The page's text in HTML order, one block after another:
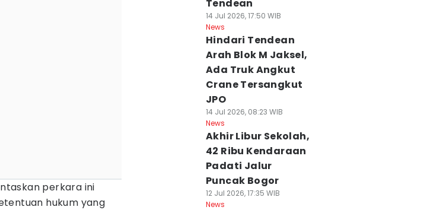
perkara ini
hukum yang
Tendean
14 Jul 2026, 17:50 WIB
News
Hindari Tendean
Arah Blok M Jaksel,
Ada Truk Angkut
Crane Tersangkut
JPO
14 Jul 2026, 08:23 WIB
News
Akhir Libur Sekolah,
42 Ribu Kendaraan
Padati Jalur
Puncak Bogor
12 Jul 2026, 17:35 WIB
News